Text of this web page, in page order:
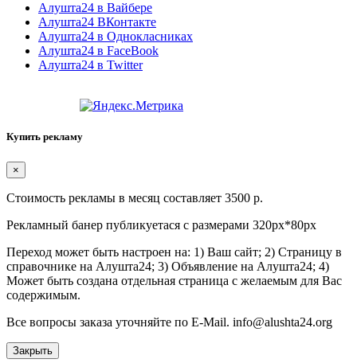
Алушта24 в Вайбере
Алушта24 ВКонтакте
Алушта24 в Однокласниках
Алушта24 в FaceBook
Алушта24 в Twitter
Купить рекламу
×
Стоимость рекламы в месяц составляет 3500 р.
Рекламный банер публикуетася с размерами 320px*80px
Переход может быть настроен на: 1) Ваш сайт; 2) Страницу в
справочнике на Алушта24; 3) Объявление на Алушта24; 4)
Может быть создана отдельная страница с желаемым для Вас
содержимым.
Все вопросы заказа уточняйте по E-Mail. info@alushta24.org
Закрыть